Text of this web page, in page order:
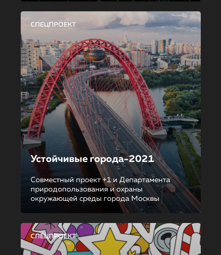
СПЕЦПРОЕКТ
Устойчивые города-2021
Совместный проект +1 и Департамента
природопользования и охраны
окружающей среды города Москвы
СПЕЦПРОЕКТ